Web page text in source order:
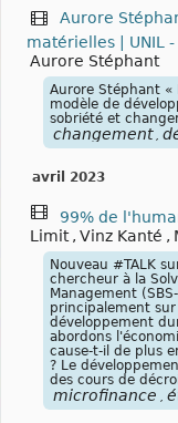
Aurore
matérielles | UNIL
Aurore Stéphant
Aurore Stéphant «
modèle de
sobriété et
changement
avril 2023
99% de
Limit , Vinz Kanté ,
Nouveau #TALK
chercheur à la
Management
principalement
développement
abordons
cause-t-il de plus
? Le
des cours de
microfinance